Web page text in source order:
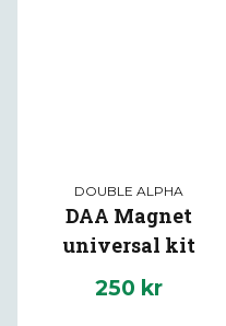
DOUBLE ALPHA
DAA Magnet
universal kit
250 kr